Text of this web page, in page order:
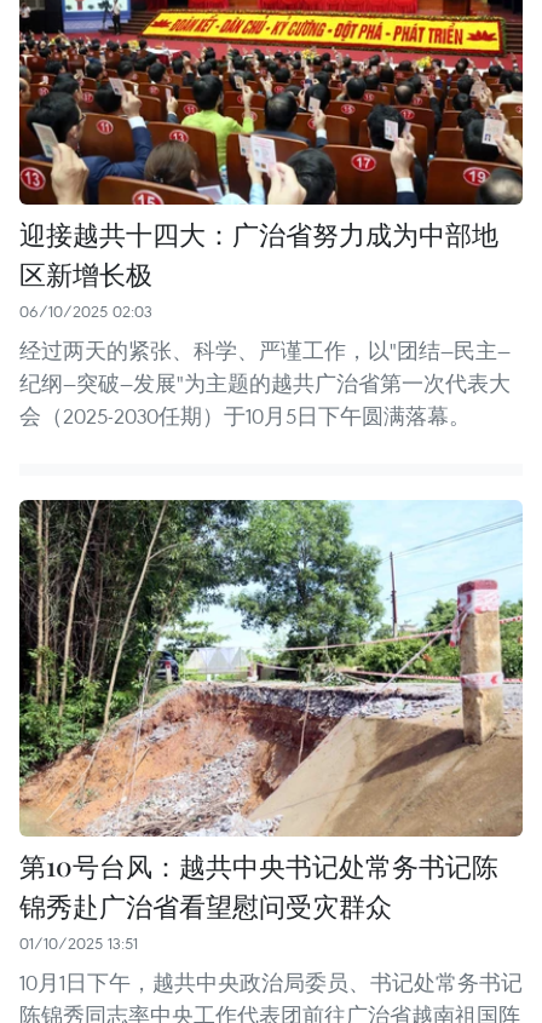
迎接越共十四大：广治省努力成为中部地
区新增长极
06/10/2025 02:03
经过两天的紧张、科学、严谨工作，以"团结—民主—
纪纲—突破—发展"为主题的越共广治省第一次代表大
会（2025-2030任期）于10月5日下午圆满落幕。
第10号台风：越共中央书记处常务书记陈
锦秀赴广治省看望慰问受灾群众
01/10/2025 13:51
10月1日下午，越共中央政治局委员、书记处常务书记
陈锦秀同志率中央工作代表团前往广治省越南祖国阵